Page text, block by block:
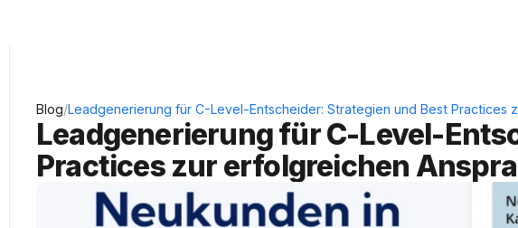
Blog/Leadgenerierung für C-Level-Entscheider: Strategien und Best Practices
Leadgenerierung für C-Level-
Practices zur erfolgreichen